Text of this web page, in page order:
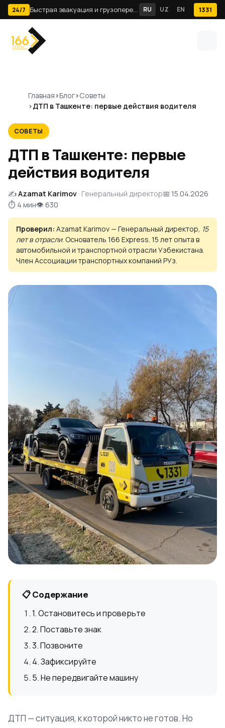
24/7 Быстрая эвакуация и грузоперевозки по Ташкенту · 24/7 RU UZ EN 1331
Главная Блог Советы
ДТП в Ташкенте: первые действия водителя
СОВЕТЫ
ДТП в Ташкенте: первые
действия водителя
✍️Azamat Karimov · Генеральный директор📅 15.04.2026
⏱ 4 мин👁 630
Проверил: Azamat Karimov — Генеральный директор, 15
лет в отрасли. Основатель 166 Express. 15 лет опыта в
автомобильной и транспортной отрасли Узбекистана.
Член Ассоциации транспортных компаний РУз.
📋 Содержание
1. Остановитесь и проверьте
2. Поставьте знак
3. Позвоните
4. Зафиксируйте
5. Не передвигайте машину
ДТП — ситуация, к которой никто не готов. Но